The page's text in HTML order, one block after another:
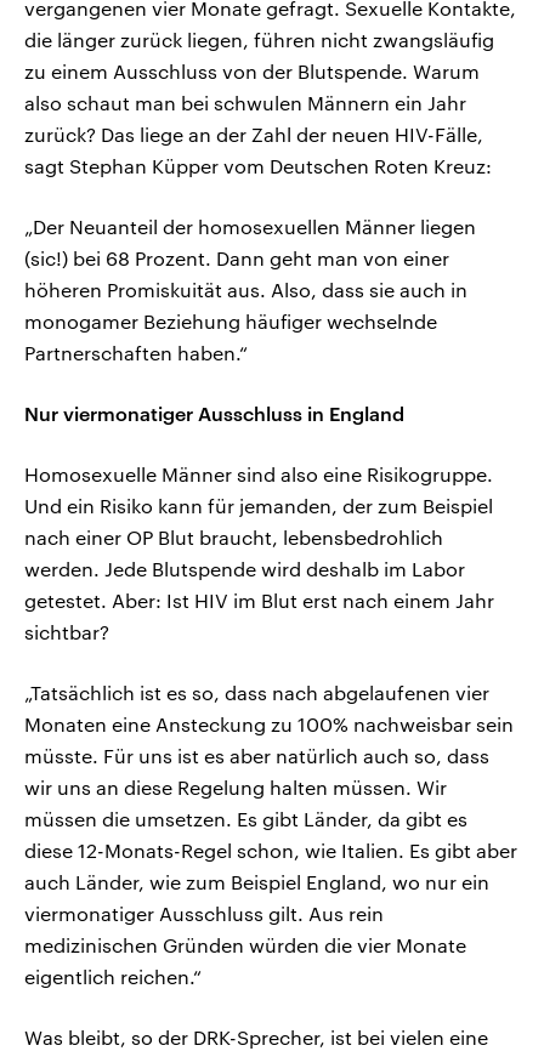
vergangenen vier Monate gefragt. Sexuelle Kontakte,
die länger zurück liegen, führen nicht zwangsläufig
zu einem Ausschluss von der Blutspende. Warum
also schaut man bei schwulen Männern ein Jahr
zurück? Das liege an der Zahl der neuen HIV-Fälle,
sagt Stephan Küpper vom Deutschen Roten Kreuz:
„Der Neuanteil der homosexuellen Männer liegen
(sic!) bei 68 Prozent. Dann geht man von einer
höheren Promiskuität aus. Also, dass sie auch in
monogamer Beziehung häufiger wechselnde
Partnerschaften haben.“
Nur viermonatiger Ausschluss in England
Homosexuelle Männer sind also eine Risikogruppe.
Und ein Risiko kann für jemanden, der zum Beispiel
nach einer OP Blut braucht, lebensbedrohlich
werden. Jede Blutspende wird deshalb im Labor
getestet. Aber: Ist HIV im Blut erst nach einem Jahr
sichtbar?
„Tatsächlich ist es so, dass nach abgelaufenen vier
Monaten eine Ansteckung zu 100% nachweisbar sein
müsste. Für uns ist es aber natürlich auch so, dass
wir uns an diese Regelung halten müssen. Wir
müssen die umsetzen. Es gibt Länder, da gibt es
diese 12-Monats-Regel schon, wie Italien. Es gibt aber
auch Länder, wie zum Beispiel England, wo nur ein
viermonatiger Ausschluss gilt. Aus rein
medizinischen Gründen würden die vier Monate
eigentlich reichen.“
Was bleibt, so der DRK-Sprecher, ist bei vielen eine